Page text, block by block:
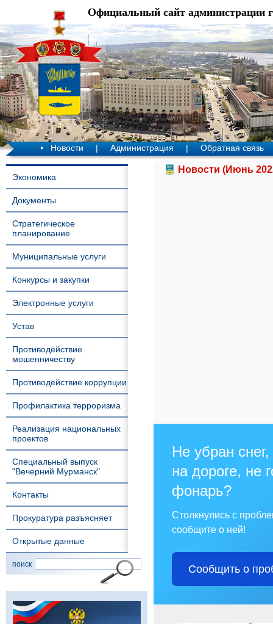
Официальный сайт администрации
Новости | Администрация | Обратная связь
Экономика
Документы
Стратегическое
планирование
Муниципальные услуги
Конкурсы и закупки
Электронные услуги
Устав
Противодействие
мошенничеству
Противодействие коррупции
Профилактика терроризма
Реализация национальных
проектов
Специальный выпуск
"Вечерний Мурманск"
Контакты
Прокуратура разъясняет
Открытые данные
поиск
Новости (Июнь
Не убран
на дороге, не
фонарь?
Столкнулись с
сообщите о ней!
Сообщить о